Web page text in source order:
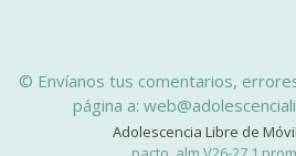
© Envíanos tus comentarios,
página a:
Adolescencia Libre de